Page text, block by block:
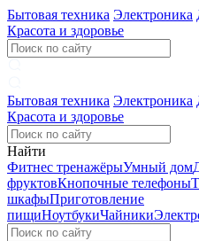
Бытовая техника Электроника
Красота и здоровье
Бытовая техника Электроника
Красота и здоровье
Найти
Фитнес тренажёрыУмный дом
фруктовКнопочные телефоны
шкафыПриготовление
пищиНоутбукиЧайники